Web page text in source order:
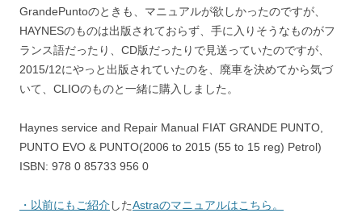
GrandePuntoのときも、マニュアルが欲しかったのですが、
HAYNESのものは出版されておらず、手に入りそうなものがフ
ランス語だったり、CD版だったりで見送っていたのですが、
2015/12にやっと出版されていたのを、廃車を決めてから気づ
いて、CLIOのものと一緒に購入しました。
Haynes service and Repair Manual FIAT GRANDE PUNTO,
PUNTO EVO & PUNTO(2006 to 2015 (55 to 15 reg) Petrol)
ISBN: 978 0 85733 956 0
・以前にもご紹介 したAstraのマニュアルはこちら。